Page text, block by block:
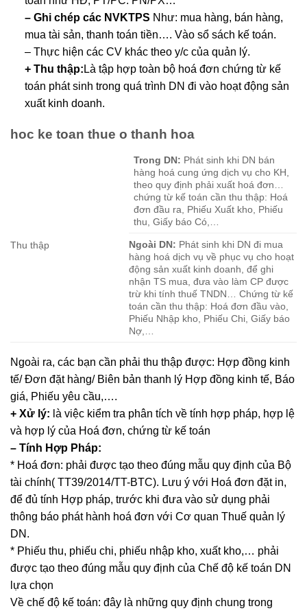
– Ghi chép các NVKTPS Như: mua hàng, bán hàng,
mua tài sản, thanh toán tiền…. Vào sổ sách kế toán.
– Thực hiện các CV khác theo y/c của quản lý.
+ Thu thập: Là tập hợp toàn bộ hoá đơn chứng từ kế
toán phát sinh trong quá trình DN đi vào hoạt động sản
xuất kinh doanh.
hoc ke toan thue o thanh hoa
Thu thập
Trong DN: Phát sinh khi DN bán
hàng hoá cung ứng dịch vụ cho KH,
theo quy định phải xuất hoá đơn…
chứng từ kế toán cần thu thập: Hoá
đơn đầu ra, Phiếu Xuất kho, Phiếu
thu, Giấy báo Có,…
Ngoài DN: Phát sinh khi DN đi mua
hàng hoá dịch vụ về phục vụ cho hoạt
động sản xuất kinh doanh, để ghi
nhận TS mua, đưa vào làm CP được
trừ khi tính thuế TNDN… Chứng từ kế
toán cần thu thập: Hoá đơn đầu vào,
Phiếu Nhập kho, Phiếu Chi, Giấy báo
Nợ,…
Ngoài ra, các bạn cần phải thu thập được: Hợp đồng kinh
tế/ Đơn đặt hàng/ Biên bản thanh lý Hợp đồng kinh tế, Báo
giá, Phiếu yêu cầu,….
+ Xử lý: là việc kiểm tra phân tích về tính hợp pháp, hợp lệ
và hợp lý của Hoá đơn, chứng từ kế toán
– Tính Hợp Pháp:
* Hoá đơn: phải được tạo theo đúng mẫu quy định của Bộ
tài chính( TT39/2014/TT-BTC). Lưu ý với Hoá đơn đặt in,
để đủ tính Hợp pháp, trước khi đưa vào sử dụng phải
thông báo phát hành hoá đơn với Cơ quan Thuế quản lý
DN.
* Phiếu thu, phiếu chi, phiếu nhập kho, xuất kho,… phải
được tạo theo đúng mẫu quy định của Chế độ kế toán DN
lựa chọn
Về chế độ kế toán: đây là những quy định chung trong